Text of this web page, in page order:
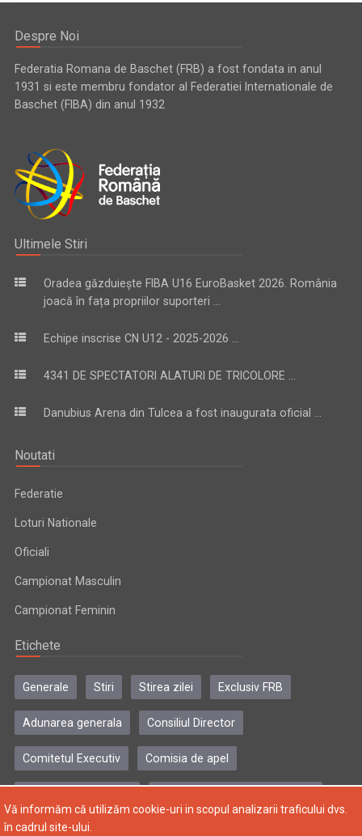
Despre Noi
Federatia Romana de Baschet (FRB) a fost fondata in anul
1931 si este membru fondator al Federatiei Internationale de
Baschet (FIBA) din anul 1932
Ultimele Stiri
Oradea găzduiește FIBA U16 EuroBasket 2026. România
joacă în fața propriilor suporteri ...
Echipe inscrise CN U12 - 2025-2026 ...
4341 DE SPECTATORI ALATURI DE TRICOLORE ...
Danubius Arena din Tulcea a fost inaugurata oficial ...
Noutati
Federatie
Loturi Nationale
Oficiali
Campionat Masculin
Campionat Feminin
Etichete
Generale Stiri Stirea zilei Exclusiv FRB
Adunarea generala Consiliul Director
Comitetul Executiv Comisia de apel
Vă informăm că utilizăm cookie-uri in scopul analizarii traficului dvs.
în cadrul site-ului.